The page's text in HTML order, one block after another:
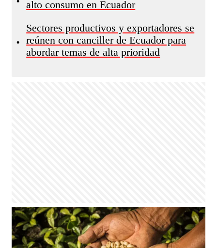
alto consumo en Ecuador
•
Sectores productivos y exportadores se
reúnen con canciller de Ecuador para
abordar temas de alta prioridad